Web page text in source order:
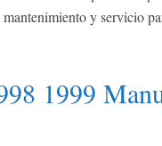
y servicio
1999